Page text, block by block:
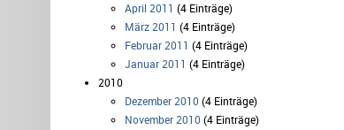
April 2011 (4 Einträge)
März 2011 (4 Einträge)
Februar 2011 (4 Einträge)
Januar 2011 (4 Einträge)
2010
Dezember 2010 (4 Einträge)
November 2010 (4 Einträge)